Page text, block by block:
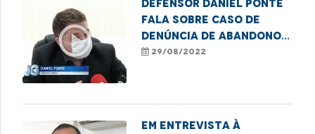
play_circle_outline
Defensor Daniel Ponte
fala sobre caso de
denúncia de abandono e
sequestro em Caxias
29/08/2022
Em entrevista à